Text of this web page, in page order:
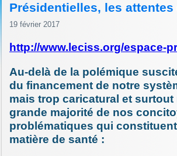
Présidentielles, les
19 février 2017
http://www.leciss.org/espace-
Au-delà de la polémique
du financement de notre
mais trop caricatural et
grande majorité de nos
problématiques qui
matière de santé :